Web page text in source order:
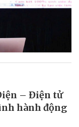
– Điện tử
hành động